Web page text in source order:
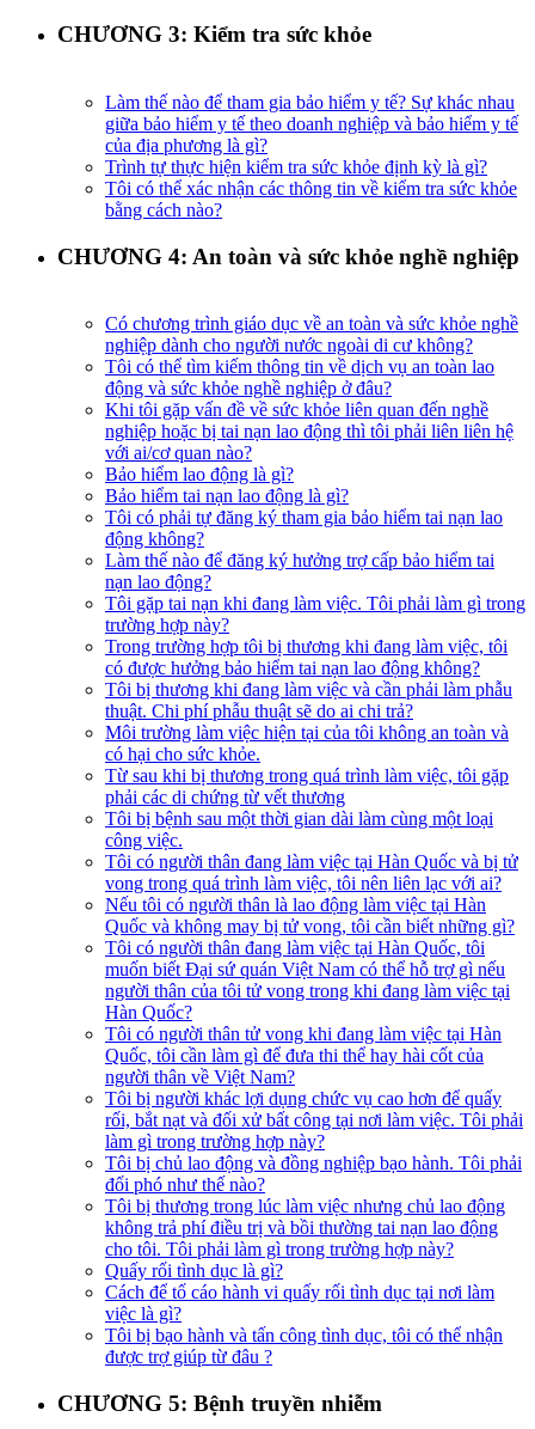
CHƯƠNG 3: Kiểm tra sức khỏe
Làm thế nào để tham gia bảo hiểm y tế? Sự khác nhau
giữa bảo hiểm y tế theo doanh nghiệp và bảo hiểm y tế
của địa phương là gì?
Trình tự thực hiện kiểm tra sức khỏe định kỳ là gì?
Tôi có thể xác nhận các thông tin về kiểm tra sức khỏe
bằng cách nào?
CHƯƠNG 4: An toàn và sức khỏe nghề nghiệp
Có chương trình giáo dục về an toàn và sức khỏe nghề
nghiệp dành cho người nước ngoài di cư không?
Tôi có thể tìm kiếm thông tin về dịch vụ an toàn lao
động và sức khỏe nghề nghiệp ở đâu?
Khi tôi gặp vấn đề về sức khỏe liên quan đến nghề
nghiệp hoặc bị tai nạn lao động thì tôi phải liên liên hệ
với ai/cơ quan nào?
Bảo hiểm lao động là gì?
Bảo hiểm tai nạn lao động là gì?
Tôi có phải tự đăng ký tham gia bảo hiểm tai nạn lao
động không?
Làm thế nào để đăng ký hưởng trợ cấp bảo hiểm tai
nạn lao động?​
Tôi gặp tai nạn khi đang làm việc. Tôi phải làm gì trong
trường hợp này?​​
Trong trường hợp tôi bị thương khi đang làm việc, tôi
có được hưởng bảo hiểm tai nạn lao động không?​
Tôi bị thương khi đang làm việc và cần phải làm phẫu
thuật. Chi phí phẫu thuật sẽ do ai chi trả?​
Môi trường làm việc hiện tại của tôi không an toàn và
có hại cho sức khỏe.
Từ sau khi bị thương trong quá trình làm việc, tôi gặp
phải các di chứng từ vết thương​
Tôi bị bệnh sau một thời gian dài làm cùng một loại
công việc.​
Tôi có người thân đang làm việc tại Hàn Quốc và bị tử
vong trong quá trình làm việc, tôi nên liên lạc với ai?​
Nếu tôi có người thân là lao động làm việc tại Hàn
Quốc và không may bị tử vong, tôi cần biết những gì?​
Tôi có người thân đang làm việc tại Hàn Quốc, tôi
muốn biết Đại sứ quán Việt Nam có thể hỗ trợ gì nếu
người thân của tôi tử vong trong khi đang làm việc tại
Hàn Quốc?​
Tôi có người thân tử vong khi đang làm việc tại Hàn
Quốc, tôi cần làm gì để đưa thi thể hay hài cốt của
người thân về Việt Nam?​
Tôi bị người khác lợi dụng chức vụ cao hơn để quấy
rối, bắt nạt và đối xử bất công tại nơi làm việc. Tôi phải
làm gì trong trường hợp này?​
Tôi bị chủ lao động và đồng nghiệp bạo hành. Tôi phải
đối phó như thế nào?​
Tôi bị thương trong lúc làm việc nhưng chủ lao động
không trả phí điều trị và bồi thường tai nạn lao động
cho tôi. Tôi phải làm gì trong trường hợp này?​
Quấy rối tình dục là gì?​
Cách để tố cáo hành vi quấy rối tình dục tại nơi làm
việc là gì?​
Tôi bị bạo hành và tấn công tình dục, tôi có thể nhận
được trợ giúp từ đâu ?​
CHƯƠNG 5: Bệnh truyền nhiễm